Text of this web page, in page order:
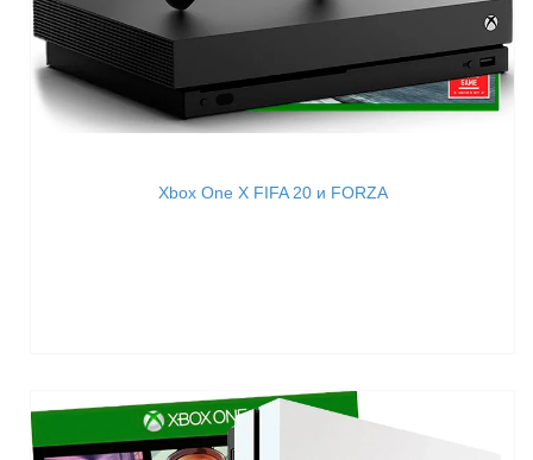
Xbox One X FIFA 20 и FORZA